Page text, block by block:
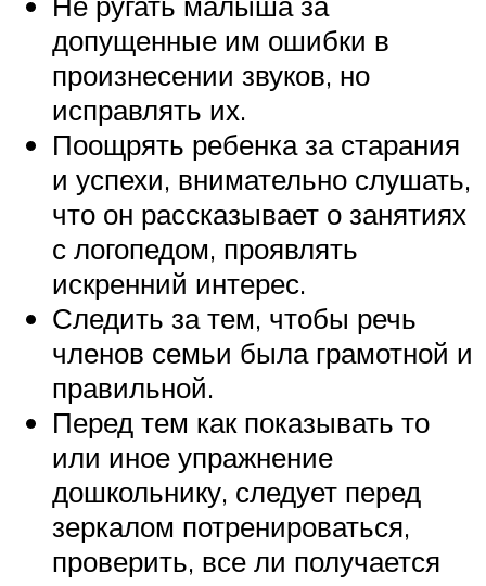
допущенные им ошибки в
произнесении звуков, но
исправлять их.
Поощрять ребенка за старания
и успехи, внимательно слушать,
что он рассказывает о занятиях
с логопедом, проявлять
искренний интерес.
Следить за тем, чтобы речь
членов семьи была грамотной и
правильной.
Перед тем как показывать то
или иное упражнение
дошкольнику, следует перед
зеркалом потренироваться,
проверить, все ли получается